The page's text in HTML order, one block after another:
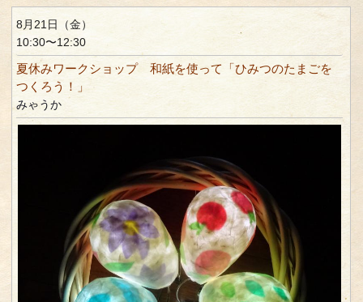
8月21日（金）
10:30〜12:30
夏休みワークショップ 和紙を使って「ひみつのたまごを
つくろう！」
みゃうか